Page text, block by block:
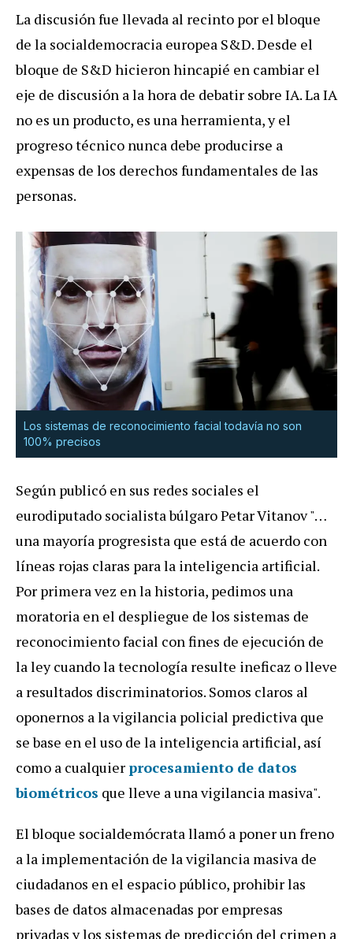
La discusión fue llevada al recinto por el bloque
de la socialdemocracia europea S&D. Desde el
bloque de S&D hicieron hincapié en cambiar el
eje de discusión a la hora de debatir sobre IA. La IA
no es un producto, es una herramienta, y el
progreso técnico nunca debe producirse a
expensas de los derechos fundamentales de las
personas.
Los sistemas de reconocimiento facial todavía no son
100% precisos
Según publicó en sus redes sociales el
eurodiputado socialista búlgaro Petar Vitanov "…
una mayoría progresista que está de acuerdo con
líneas rojas claras para la inteligencia artificial.
Por primera vez en la historia, pedimos una
moratoria en el despliegue de los sistemas de
reconocimiento facial con fines de ejecución de
la ley cuando la tecnología resulte ineficaz o lleve
a resultados discriminatorios. Somos claros al
oponernos a la vigilancia policial predictiva que
se base en el uso de la inteligencia artificial, así
como a cualquierprocesamiento de datos
biométricos que lleve a una vigilancia masiva".
El bloque socialdemócrata llamó a poner un freno
a la implementación de la vigilancia masiva de
ciudadanos en el espacio público, prohibir las
bases de datos almacenadas por empresas
privadas y los sistemas de predicción del crimen a